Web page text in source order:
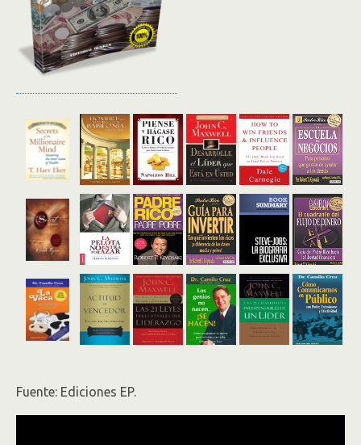
Fuente: Ediciones EP.